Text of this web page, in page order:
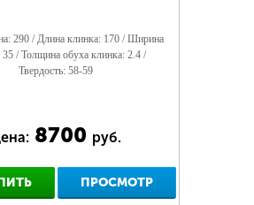
290 / Длина клинка: 170 / Ширина
35 / Толщина обуха клинка: 2.4 /
Твердость: 58-59
8700 руб.
ПРОСМОТР